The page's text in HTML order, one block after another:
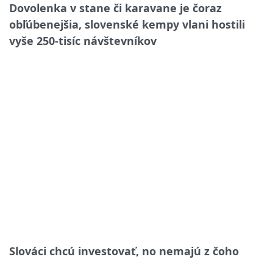
Dovolenka v stane či karavane je čoraz
obľúbenejšia, slovenské kempy vlani hostili
vyše 250-tisíc návštevníkov
Slováci chcú investovať, no nemajú z čoho